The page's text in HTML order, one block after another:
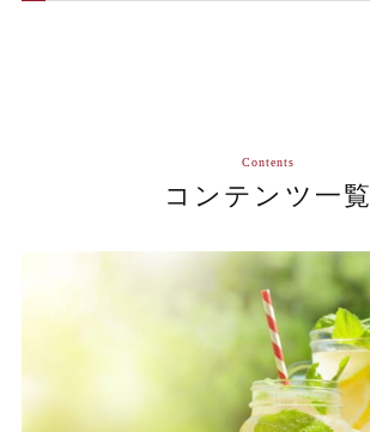
コンテンツ一覧
Contents